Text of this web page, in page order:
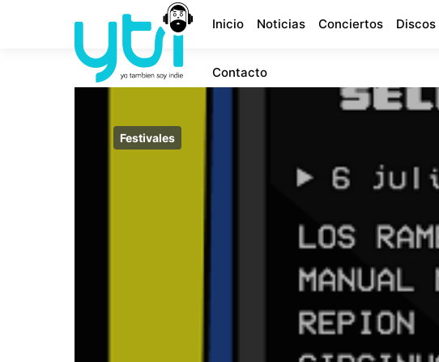
Inicio Noticias Conciertos Discos
Contacto
Festivales